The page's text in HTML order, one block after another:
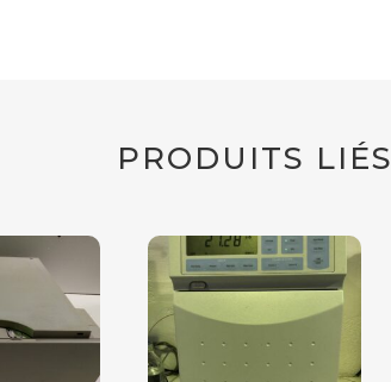
PRODUITS LIÉS